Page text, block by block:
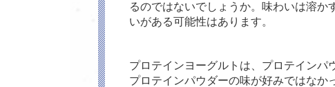
るのではないでしょうか。味わいは溶
いがある可能性はあります。
プロテインヨーグルトは、プロテインパ
プロテインパウダーの味が好みではなか